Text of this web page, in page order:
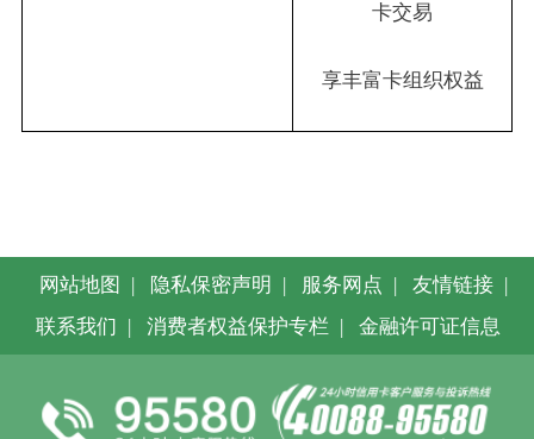
卡交易
享丰富卡组织权益
网站地图 | 隐私保密声明 | 服务网点 | 友情链接 |
联系我们 | 消费者权益保护专栏 | 金融许可证信息